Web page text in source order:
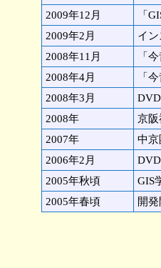
2009年12月
「
2009年2月
イ
2008年11月
「
2008年4月
「
2008年3月
2008年
京阪
2007年
中京
2006年2月
2005年秋頃
GIS
2005年春頃
開